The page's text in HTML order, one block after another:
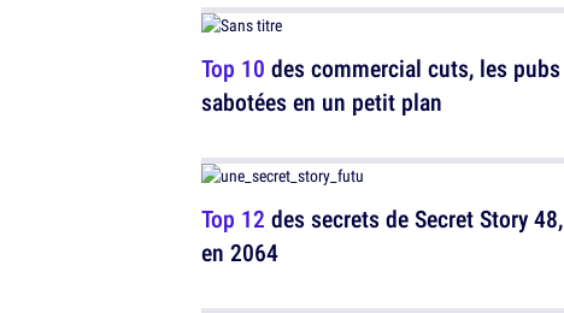
Top 10 des commercial cuts, les pubs
sabotées en un petit plan
Top 12 des secrets de Secret Story 48,
en 2064